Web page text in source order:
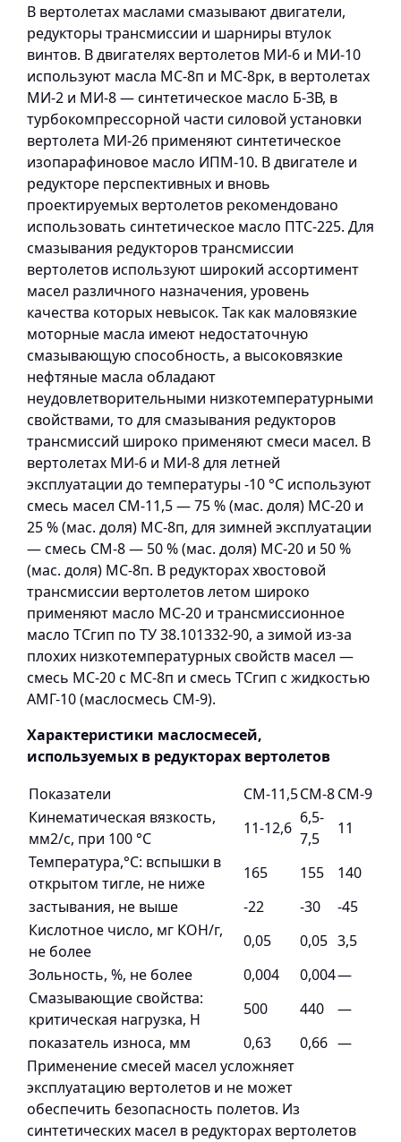
В вертолетах маслами смазывают двигатели,
редукторы трансмиссии и шарниры втулок
винтов. В двигателях вертолетов МИ-6 и МИ-10
используют масла МС-8п и МС-8рк, в вертолетах
МИ-2 и МИ-8 — синтетическое масло Б-ЗВ, в
турбокомпрессорной части силовой установки
вертолета МИ-26 применяют синтетическое
изопарафиновое масло ИПМ-10. В двигателе и
редукторе перспективных и вновь
проектируемых вертолетов рекомендовано
использовать синтетическое масло ПТС-225. Для
смазывания редукторов трансмиссии
вертолетов используют широкий ассортимент
масел различного назначения, уровень
качества которых невысок. Так как маловязкие
моторные масла имеют недостаточную
смазывающую способность, а высоковязкие
нефтяные масла обладают
неудовлетворительными низкотемпературными
свойствами, то для смазывания редукторов
трансмиссий широко применяют смеси масел. В
вертолетах МИ-6 и МИ-8 для летней
эксплуатации до температуры -10 °С используют
смесь масел СМ-11,5 — 75 % (мас. доля) МС-20 и
25 % (мас. доля) МС-8п, для зимней эксплуатации
— смесь СМ-8 — 50 % (мас. доля) МС-20 и 50 %
(мас. доля) МС-8п. В редукторах хвостовой
трансмиссии вертолетов летом широко
применяют масло МС-20 и трансмиссионное
масло ТСгип по ТУ 38.101332-90, а зимой из-за
плохих низкотемпературных свойств масел —
смесь МС-20 с МС-8п и смесь ТСгип с жидкостью
АМГ-10 (маслосмесь СМ-9).
Характеристики маслосмесей,
используемых в редукторах вертолетов
Показатели
СМ-11,5СМ-8СМ-9
Кинематическая вязкость,
мм2/с, при 100 °С
11-12,6
6,5-
7,5
11
Температура,°С: вспышки в
открытом тигле, не ниже
165 155
140
застывания, не выше
-22 -30
-45
Кислотное число, мг КОН/г,
не более
0,05 0,05 3,5
Зольность, %, не более
0,004 0,004—
Смазывающие свойства:
критическая нагрузка, Н
500 440
—
показатель износа, мм
0,63 0,66 —
Применение смесей масел усложняет
эксплуатацию вертолетов и не может
обеспечить безопасность полетов. Из
синтетических масел в редукторах вертолетов